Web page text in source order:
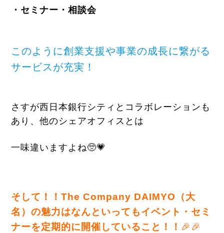
・セミナー・相談会
このように創業支援や事業の成長に繋がる
サービスが充実！
さすが西日本銀行シティとコラボレーションも
あり、他のシェアオフィスとは
一味違いますよね🥺💗
そして！！The Company DAIMYO（大
名）の魅力はなんといってもイベント・セミ
ナーを定期的に開催していること！！ 🎉🎉